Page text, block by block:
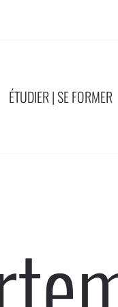
ÉTUDIER | SE FORMER